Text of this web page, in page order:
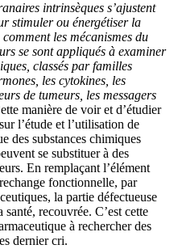
intrinsèques s’ajustent
stimuler ou énergétiser la
les mécanismes du
se sont appliqués à examiner
classés par familles
les cytokines, les
de tumeurs, les messagers
manière de voir et d’étudier
l’étude et l’utilisation de
des substances chimiques
se substituer à des
En remplaçant l’élément
fonctionnelle, par
la partie défectueuse
recouvrée. C’est cette
à rechercher des
dernier cri.